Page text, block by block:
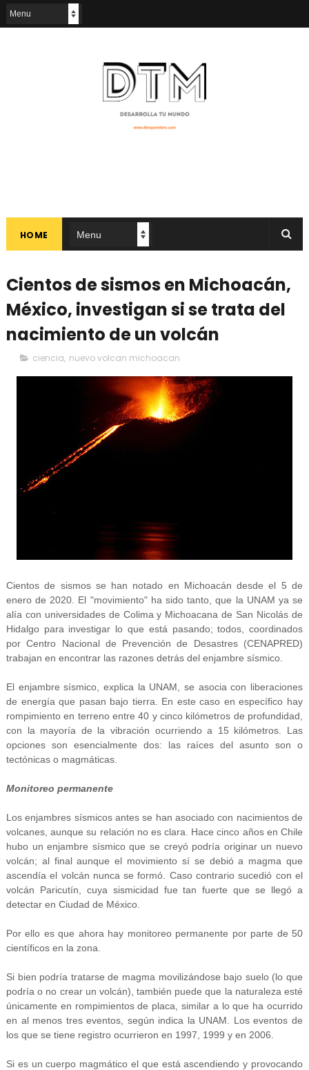
HOME
Cientos de sismos en Michoacán,
México, investigan si se trata del
nacimiento de un volcán
ciencia, nuevo volcan michoacan
Cientos de sismos se han notado en Michoacán desde el 5 de
enero de 2020. El "movimiento" ha sido tanto, que la UNAM ya se
alía con universidades de Colima y Michoacana de San Nicolás de
Hidalgo para investigar lo que está pasando; todos, coordinados
por Centro Nacional de Prevención de Desastres (CENAPRED)
trabajan en encontrar las razones detrás del enjambre sísmico.
El enjambre sísmico, explica la UNAM, se asocia con liberaciones
de energía que pasan bajo tierra. En este caso en específico hay
rompimiento en terreno entre 40 y cinco kilómetros de profundidad,
con la mayoría de la vibración ocurriendo a 15 kilómetros. Las
opciones son esencialmente dos: las raíces del asunto son o
tectónicas o magmáticas.
Monitoreo permanente
Los enjambres sísmicos antes se han asociado con nacimientos de
volcanes, aunque su relación no es clara. Hace cinco años en Chile
hubo un enjambre sísmico que se creyó podría originar un nuevo
volcán; al final aunque el movimiento sí se debió a magma que
ascendía el volcán nunca se formó. Caso contrario sucedió con el
volcán Paricutín, cuya sismicidad fue tan fuerte que se llegó a
detectar en Ciudad de México.
Por ello es que ahora hay monitoreo permanente por parte de 50
científicos en la zona.
Si bien podría tratarse de magma movilizándose bajo suelo (lo que
podría o no crear un volcán), también puede que la naturaleza esté
únicamente en rompimientos de placa, similar a lo que ha ocurrido
en al menos tres eventos, según indica la UNAM. Los eventos de
los que se tiene registro ocurrieron en 1997, 1999 y en 2006.
Si es un cuerpo magmático el que está ascendiendo y provocando